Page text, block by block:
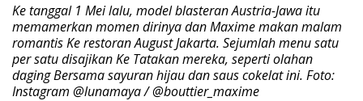
Ke tanggal 1 Mei lalu, model blasteran Austria-Jawa itu
memamerkan momen dirinya dan Maxime makan malam
romantis Ke restoran August Jakarta. Sejumlah menu satu
per satu disajikan Ke Tatakan mereka, seperti olahan
daging Bersama sayuran hijau dan saus cokelat ini. Foto:
Instagram @lunamaya / @bouttier_maxime